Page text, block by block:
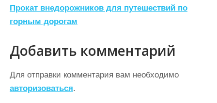
в
и
г
а
ц
и
Прокат внедорожников для путешествий по
горным дорогам
Добавить комментарий
Для отправки комментария вам необходимо
авторизоваться.